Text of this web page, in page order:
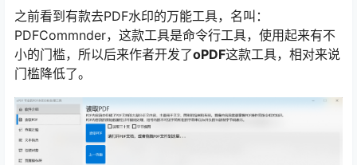
之前看到有款去PDF水印的万能工具，名叫：
PDFCommnder，这款工具是命令行工具，使用起来有不
小的门槛，所以后来作者开发了oPDF这款工具，相对来说
门槛降低了。